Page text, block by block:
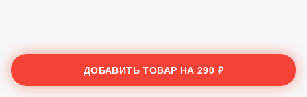
ДОБАВИТЬ ТОВАР НА290 ₽